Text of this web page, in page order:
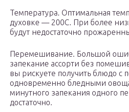
Температура. Оптимальная
духовке — 200С. При более
будут недостаточно
Перемешивание. Большой
запекание ассорти без
вы рискуете получить блюдо с
одновременно бледными
минутного запекания одного
достаточно.